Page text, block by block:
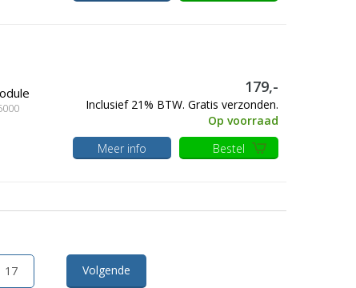
179,-
Inclusief 21% BTW. Gratis verzonden.
Op voorraad
Meer info
Bestel
17 Volgende